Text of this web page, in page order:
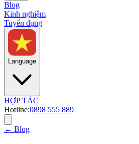
Blog
Kinh nghiệm
Tuyển dụng
Language
HỢP TÁC
Hotline:0898 555 889
← Blog